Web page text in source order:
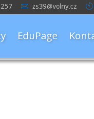
zs39@volny.cz
EduPage